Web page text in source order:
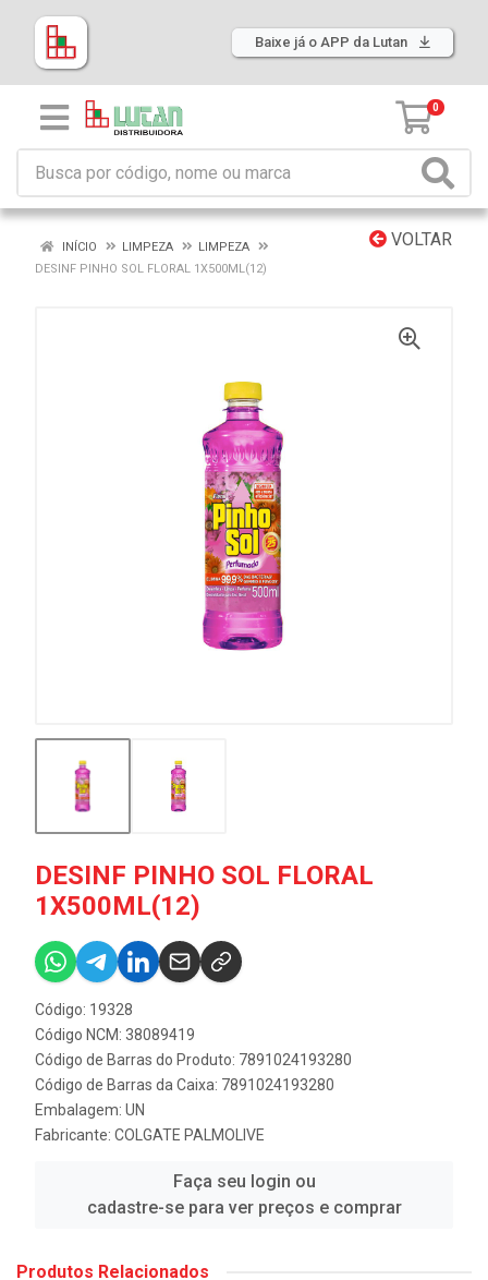
Baixe já o APP da Lutan
0
VOLTAR
INÍCIO LIMPEZA
LIMPEZA
DESINF PINHO SOL FLORAL 1X500ML(12)
DESINF PINHO SOL FLORAL
1X500ML(12)
Código: 19328
Código NCM: 38089419
Código de Barras do Produto: 7891024193280
Código de Barras da Caixa: 7891024193280
Embalagem: UN
Fabricante: COLGATE PALMOLIVE
Faça seu login ou
cadastre-se para ver preços e comprar
Produtos Relacionados